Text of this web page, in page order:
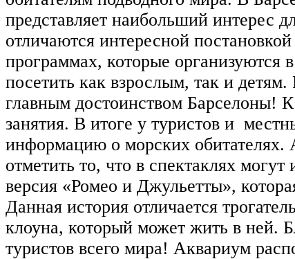
представляет наибольший интерес
отличаются интересной
программах, которые организуются
посетить как взрослым, так и
главным достоинством Барселоны!
занятия. В итоге у туристов и
информацию о морских обитателях.
отметить то, что в спектаклях
версия «Ромео и Джульетты»,
Данная история отличается
клоуна, который может жить в ней.
туристов всего мира! Аквариум